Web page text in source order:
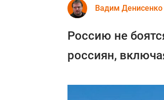
Вадим Денисенко
Россию не
россиян,